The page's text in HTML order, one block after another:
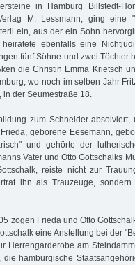
in Hamburg Billstedt-
M. Lessmann, ging eine
ein, aus der ein Sohn
ebenfalls eine
fünf Söhne und zwei Töchter
die Christin Emma Krietsch
wo noch im selben Jahr
der Seumestraße 18.
zum Schneider
geborene Eesemann,
und gehörte der
Vater und Otto Gottschalks
reiste nicht zur
ihn als Trauzeuge,
zogen Frieda und Otto
eine Anstellung bei der
Herrengarderobe am
hamburgische